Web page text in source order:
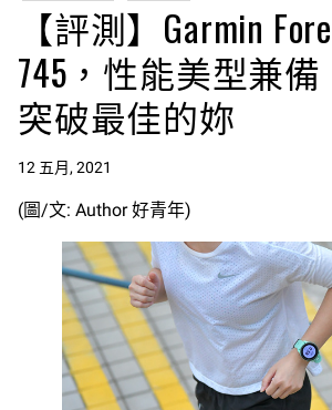
【評測】Garmin
745，性能美型兼
突破最佳的妳
12 五月, 2021
(圖/文: Author 好青年)